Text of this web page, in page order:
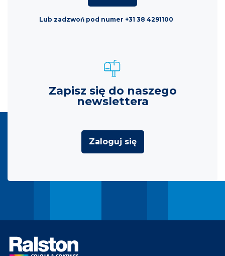
Lub zadzwoń pod numer +31 38 4291100
Zapisz się do naszego
newslettera
Zaloguj się